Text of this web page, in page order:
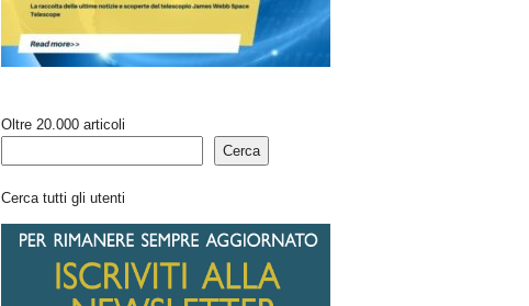
Oltre 20.000 articoli
Cerca
Cerca tutti gli utenti